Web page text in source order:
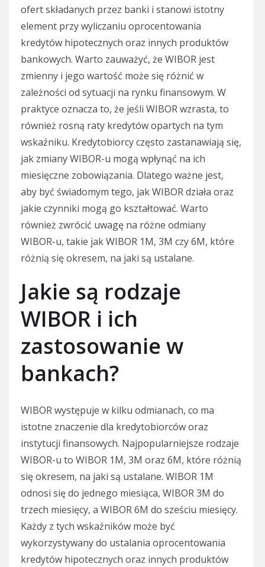
ofert składanych przez banki i stanowi istotny
element przy wyliczaniu oprocentowania
kredytów hipotecznych oraz innych produktów
bankowych. Warto zauważyć, że WIBOR jest
zmienny i jego wartość może się różnić w
zależności od sytuacji na rynku finansowym. W
praktyce oznacza to, że jeśli WIBOR wzrasta, to
również rosną raty kredytów opartych na tym
wskaźniku. Kredytobiorcy często zastanawiają się,
jak zmiany WIBOR-u mogą wpłynąć na ich
miesięczne zobowiązania. Dlatego ważne jest,
aby być świadomym tego, jak WIBOR działa oraz
jakie czynniki mogą go kształtować. Warto
również zwrócić uwagę na różne odmiany
WIBOR-u, takie jak WIBOR 1M, 3M czy 6M, które
różnią się okresem, na jaki są ustalane.
Jakie są rodzaje
WIBOR i ich
zastosowanie w
bankach?
WIBOR występuje w kilku odmianach, co ma
istotne znaczenie dla kredytobiorców oraz
instytucji finansowych. Najpopularniejsze rodzaje
WIBOR-u to WIBOR 1M, 3M oraz 6M, które różnią
się okresem, na jaki są ustalane. WIBOR 1M
odnosi się do jednego miesiąca, WIBOR 3M do
trzech miesięcy, a WIBOR 6M do sześciu miesięcy.
Każdy z tych wskaźników może być
wykorzystywany do ustalania oprocentowania
kredytów hipotecznych oraz innych produktów